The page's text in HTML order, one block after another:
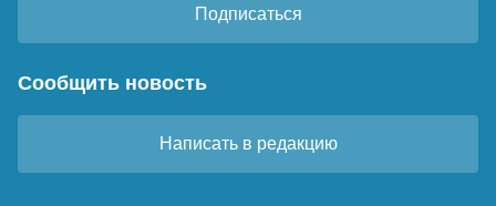
Подписаться
Сообщить новость
Написать в редакцию